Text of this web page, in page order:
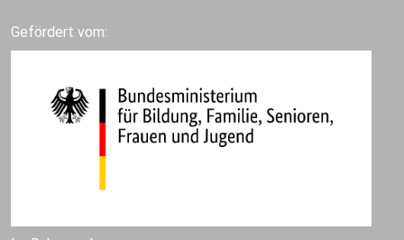
Gefördert vom: